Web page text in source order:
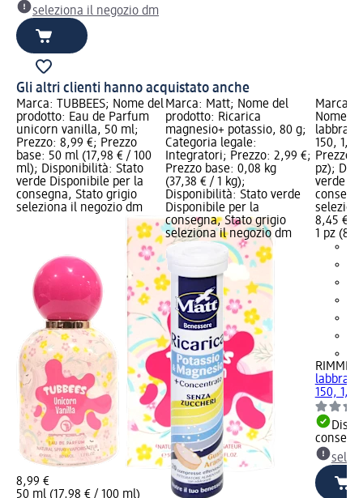
seleziona il negozio dm
Gli altri clienti hanno acquistato anche
Marca: TUBBEES; Nome del
prodotto: Eau de Parfum
unicorn vanilla, 50 ml;
Prezzo: 8,99 €; Prezzo
base: 50 ml (17,98 € / 100
ml); Disponibilità: Stato
verde Disponibile per la
consegna, Stato grigio
seleziona il negozio dm
8,99 €
50 ml (17,98 € / 100 ml)
Marca: Matt; Nome del
prodotto: Ricarica
magnesio+ potassio, 80 g;
Categoria legale:
Integratori; Prezzo: 2,99 €;
Prezzo base: 0,08 kg
(37,38 € / 1 kg);
Disponibilità: Stato verde
Disponibile per la
consegna, Stato grigio
seleziona il negozio dm
Marca:
Nome
labbra
150, 1,2
Prezzo
pz);
verde
8,45 €
1 pz
RIMMEL
labbra
150, 1,2